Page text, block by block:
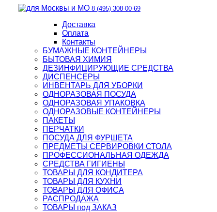
8 (495) 308-00-69
Доставка
Оплата
Контакты
БУМАЖНЫЕ КОНТЕЙНЕРЫ
БЫТОВАЯ ХИМИЯ
ДЕЗИНФИЦИРУЮЩИЕ СРЕДСТВА
ДИСПЕНСЕРЫ
ИНВЕНТАРЬ ДЛЯ УБОРКИ
ОДНОРАЗОВАЯ ПОСУДА
ОДНОРАЗОВАЯ УПАКОВКА
ОДНОРАЗОВЫЕ КОНТЕЙНЕРЫ
ПАКЕТЫ
ПЕРЧАТКИ
ПОСУДА ДЛЯ ФУРШЕТА
ПРЕДМЕТЫ СЕРВИРОВКИ СТОЛА
ПРОФЕССИОНАЛЬНАЯ ОДЕЖДА
СРЕДСТВА ГИГИЕНЫ
ТОВАРЫ ДЛЯ КОНДИТЕРА
ТОВАРЫ ДЛЯ КУХНИ
ТОВАРЫ ДЛЯ ОФИСА
РАСПРОДАЖА
ТОВАРЫ под ЗАКАЗ